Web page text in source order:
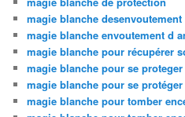
magie blanche desenvoutement
magie blanche envoutement d
magie blanche pour récupérer
magie blanche pour se proteger
magie blanche pour se protéger
magie blanche pour tomber